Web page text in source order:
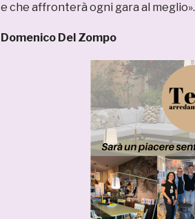
e che affronterà ogni gara al meglio».
Domenico Del Zompo